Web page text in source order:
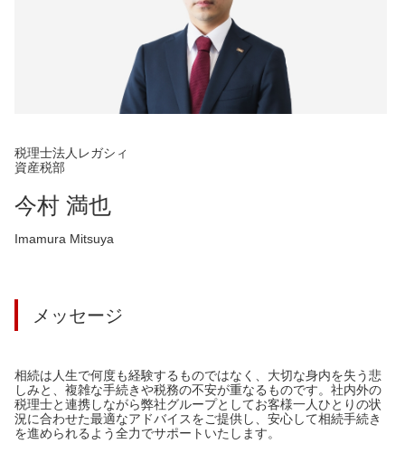
税理士法人レガシィ
資産税部
今村 満也
Imamura Mitsuya
メッセージ
相続は人生で何度も経験するものではなく、大切な身内を失う悲
しみと、複雑な手続きや税務の不安が重なるものです。社内外の
税理士と連携しながら弊社グループとしてお客様一人ひとりの状
況に合わせた最適なアドバイスをご提供し、安心して相続手続き
を進められるよう全力でサポートいたします。